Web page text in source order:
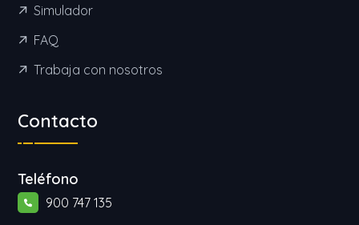
Simulador
FAQ
Trabaja con nosotros
Contacto
Teléfono
900 747 135